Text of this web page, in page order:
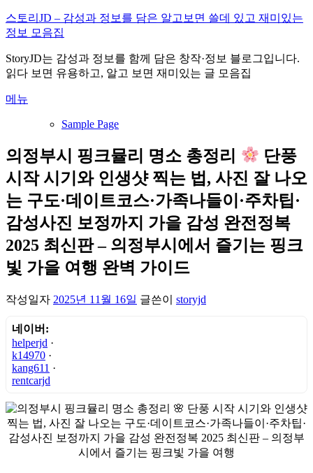
내
용
로
바
가
스토리JD – 감성과 정보를 담은 알고보면 쓸데 있고 재미있는
정보 모음집
StoryJD는 감성과 정보를 함께 담은 창작·정보 블로그입니다.
읽다 보면 유용하고, 알고 보면 재미있는 글 모음집
메뉴
Sample Page
의정부시 핑크뮬리 명소 총정리
단풍
시작 시기와 인생샷 찍는 법, 사진 잘 나오
는 구도·데이트코스·가족나들이·주차팁·
감성사진 보정까지 가을 감성 완전정복
2025 최신판 – 의정부시에서 즐기는 핑크
빛 가을 여행 완벽 가이드
작성일자 2025년 11월 16일 글쓴이 storyjd
네이버:
helperjd ·
k14970 ·
kang611 ·
rentcarjd